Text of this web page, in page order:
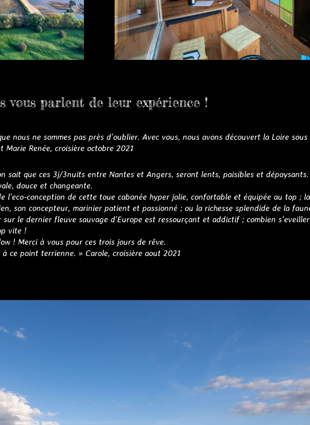
vous parlent de leur expérience !
nous ne sommes pas près d’oublier. Avec vous, nous avons découvert la Loire
Marie Renée, croisière octobre 2021
sait que ces 3j/3nuits entre Nantes et Angers, seront lents, paisibles et dépaysants.
douce et changeante.
l’eco-conception de cette toue cabanée hyper jolie, confortable et équipée au top ;
son concepteur, marinier patient et passionné ; ou la richesse splendide de la
le dernier fleuve sauvage d’Europe est ressourçant et addictif ; combien
vite !
! Merci à vous pour ces trois jours de rêve.
ce point terrienne. » Carole, croisière aout 2021